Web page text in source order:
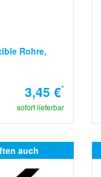
Rohre,
3,45 €*
sofort lieferbar
auch